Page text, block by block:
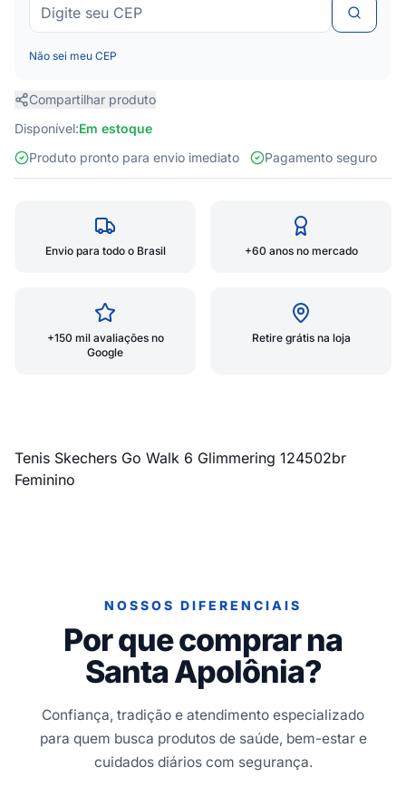
Não sei meu CEP
Compartilhar produto
Disponível:Em estoque
Produto pronto para envio imediato
Pagamento seguro
Envio para todo o Brasil +60 anos no mercado
+150 mil avaliações no
Google
Retire grátis na loja
Tenis Skechers Go Walk 6 Glimmering 124502br
Feminino
NOSSOS DIFERENCIAIS
Por que comprar na
Santa Apolônia?
Confiança, tradição e atendimento especializado
para quem busca produtos de saúde, bem-estar e
cuidados diários com segurança.